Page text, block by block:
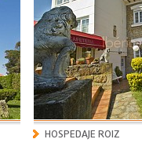
HOSPEDAJE ROIZ